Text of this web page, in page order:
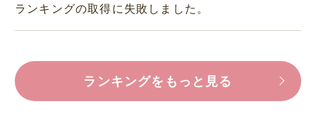
ランキングの取得に失敗しました。
ランキングをもっと見る